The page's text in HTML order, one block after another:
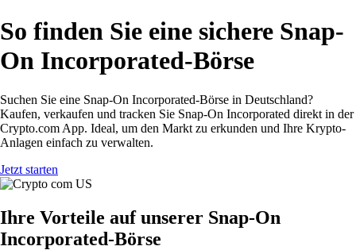
So finden Sie eine sichere Snap-
On Incorporated-Börse
Suchen Sie eine Snap-On Incorporated-Börse in Deutschland?
Kaufen, verkaufen und tracken Sie Snap-On Incorporated direkt in der
Crypto.com App. Ideal, um den Markt zu erkunden und Ihre Krypto-
Anlagen einfach zu verwalten.
Jetzt starten
Ihre Vorteile auf unserer Snap-On
Incorporated-Börse